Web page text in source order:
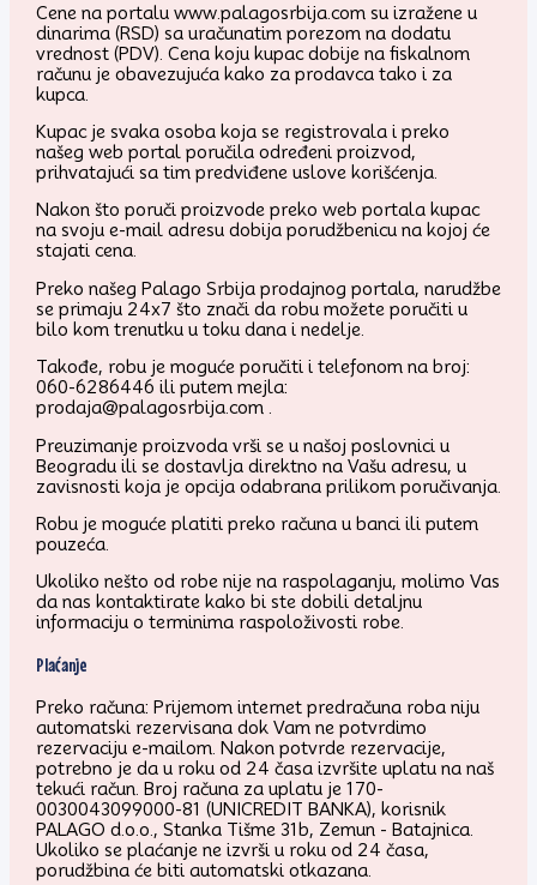
Cene na portalu www.palagosrbija.com su izražene u
dinarima (RSD) sa uračunatim porezom na dodatu
vrednost (PDV). Cena koju kupac dobije na fiskalnom
računu je obavezujuća kako za prodavca tako i za
kupca.
Kupac je svaka osoba koja se registrovala i preko
našeg web portal poručila određeni proizvod,
prihvatajući sa tim predviđene uslove korišćenja.
Nakon što poruči proizvode preko web portala kupac
na svoju e-mail adresu dobija porudžbenicu na kojoj će
stajati cena.
Preko našeg Palago Srbija prodajnog portala, narudžbe
se primaju 24x7 što znači da robu možete poručiti u
bilo kom trenutku u toku dana i nedelje.
Takođe, robu je moguće poručiti i telefonom na broj:
060-6286446 ili putem mejla:
prodaja@palagosrbija.com .
Preuzimanje proizvoda vrši se u našoj poslovnici u
Beogradu ili se dostavlja direktno na Vašu adresu, u
zavisnosti koja je opcija odabrana prilikom poručivanja.
Robu je moguće platiti preko računa u banci ili putem
pouzeća.
Ukoliko nešto od robe nije na raspolaganju, molimo Vas
da nas kontaktirate kako bi ste dobili detaljnu
informaciju o terminima raspoloživosti robe.
Plaćanje
Preko računa: Prijemom internet predračuna roba niju
automatski rezervisana dok Vam ne potvrdimo
rezervaciju e-mailom. Nakon potvrde rezervacije,
potrebno je da u roku od 24 časa izvršite uplatu na naš
tekući račun. Broj računa za uplatu je 170-
0030043099000-81 (UNICREDIT BANKA), korisnik
PALAGO d.o.o., Stanka Tišme 31b, Zemun - Batajnica.
Ukoliko se plaćanje ne izvrši u roku od 24 časa,
porudžbina će biti automatski otkazana.